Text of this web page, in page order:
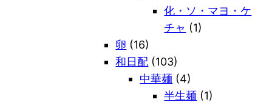
化・ソ・マヨ・ケ
チャ (1)
卵 (16)
和日配 (103)
中華麺 (4)
半生麺 (1)